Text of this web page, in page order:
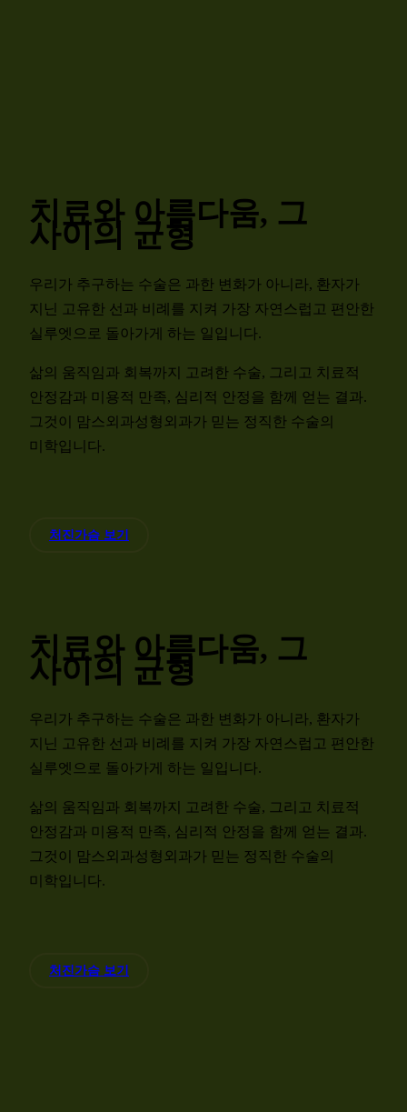
치료와 아름다움, 그
사이의 균형
우리가 추구하는 수술은 과한 변화가 아니라, 환자가
지닌 고유한 선과 비례를 지켜 가장 자연스럽고 편안한
실루엣으로 돌아가게 하는 일입니다.
삶의 움직임과 회복까지 고려한 수술, 그리고 치료적
안정감과 미용적 만족, 심리적 안정을 함께 얻는 결과.
그것이 맘스외과성형외과가 믿는 정직한 수술의
미학입니다.
처진가슴 보기
치료와 아름다움, 그
사이의 균형
우리가 추구하는 수술은 과한 변화가 아니라, 환자가
지닌 고유한 선과 비례를 지켜 가장 자연스럽고 편안한
실루엣으로 돌아가게 하는 일입니다.
삶의 움직임과 회복까지 고려한 수술, 그리고 치료적
안정감과 미용적 만족, 심리적 안정을 함께 얻는 결과.
그것이 맘스외과성형외과가 믿는 정직한 수술의
미학입니다.
처진가슴 보기